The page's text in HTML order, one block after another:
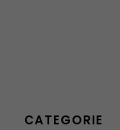
CATEGORIE